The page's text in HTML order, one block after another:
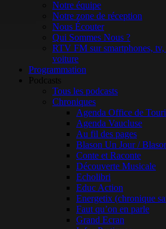
Notre équipe
Notre zone de réception
Nous Écouter
Qui Sommes Nous ?
RTV FM sur smartphones, tv,
voiture
Programmation
Podcasts
Tous les podcasts
Chroniques
Agenda Office de
Agenda Vaucluse
Au fil des pages
Blason Un Jour /
Conte et Raconte
Découverte Musicale
Echolibri
Educ Action
Energetix (chronique
Faut qu’on en parle
Grand Ecran